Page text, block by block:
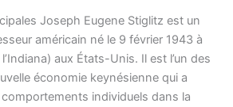
Joseph Eugene Stiglitz est un
américain né le 9 février 1943 à
aux États-Unis. Il est l’un des
économie keynésienne qui a
comportements individuels dans la